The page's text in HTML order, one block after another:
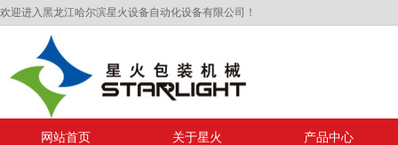
欢迎进入黑龙江哈尔滨星火设备自动化设备有限公司！
网站首页 关于星火 产品中心